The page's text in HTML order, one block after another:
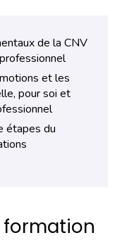
de la CNV
et les
pour soi et
étapes du
formation